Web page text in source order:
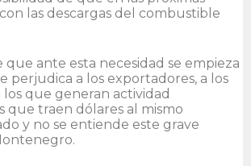
las descargas del combustible
que ante esta necesidad se empieza
perjudica a los exportadores, a los
los que generan actividad
que traen dólares al mismo
y no se entiende este grave